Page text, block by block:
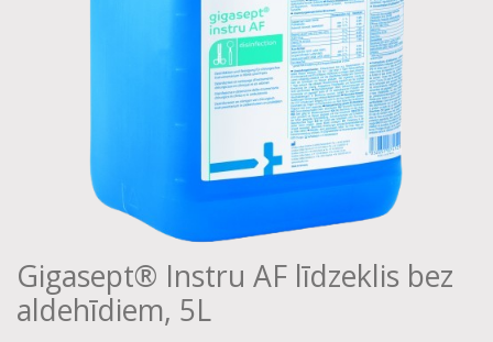
Gigasept® Instru AF līdzeklis bez
aldehīdiem, 5L